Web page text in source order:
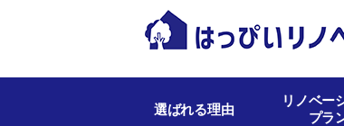
選ばれる理由
リノベー
プラ